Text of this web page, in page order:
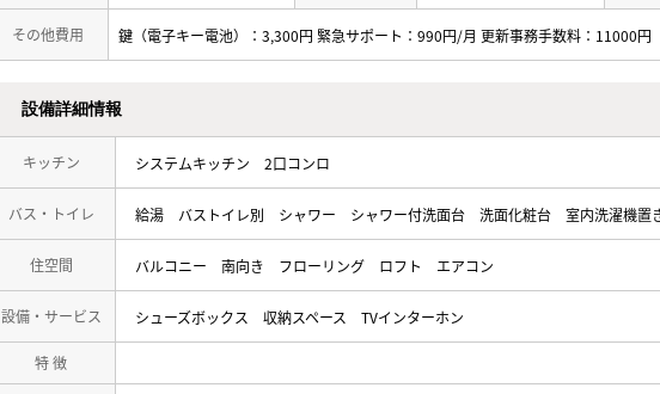
その他費用 鍵（電子キー電池）：3,300円 緊急サポート：990円/月 更新事務手数料：11000円
設備詳細情報
キッチン システムキッチン 2口コンロ
バス・トイレ 給湯 バストイレ別 シャワー シャワー付洗面台 洗面化粧台 室内洗濯機置
住空間 バルコニー 南向き フローリング ロフト エアコン
設備・サービス シューズボックス 収納スペース TVインターホン
特 徴